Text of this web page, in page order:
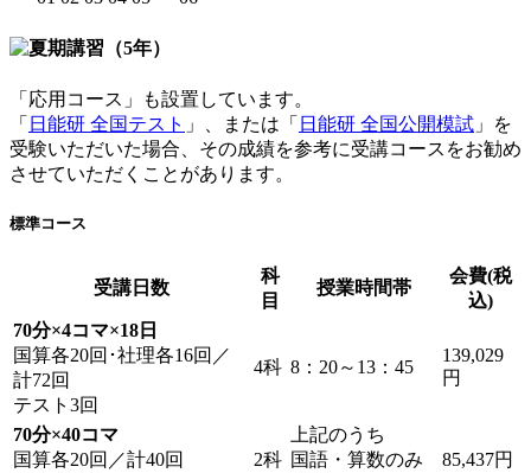
「応用コース」も設置しています。
「 日能研 全国テスト 」、または「 日能研 全国公開模試 」を
受験いただいた場合、その成績を参考に受講コースをお勧め
させていただくことがあります。
標準コース
受講日数
科
目
授業時間帯
会費(税
込)
70分×4コマ×18日
国算各20回･社理各16回／
計72回
テスト3回
4科 8：20～13：45
139,029
円
70分×40コマ
国算各20回／計40回
2科
上記のうち
国語・算数のみ
85,437円